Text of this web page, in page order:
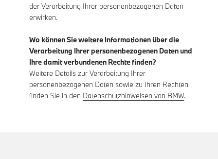
der Verarbeitung Ihrer personenbezogenen Daten
erwirken.
Wo können Sie weitere Informationen über die
Verarbeitung Ihrer personenbezogenen Daten und
Ihre damit verbundenen Rechte finden?
Weitere Details zur Verarbeitung Ihrer
personenbezogenen Daten sowie zu Ihren Rechten
finden Sie in den Datenschutzhinweisen von BMW.